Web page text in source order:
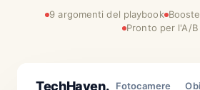
9 argomenti del playbook
Pronto per l'A/B
TechHaven. Fotocamere